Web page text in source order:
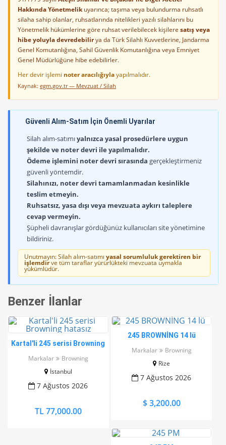
Hakkında Yönetmelikuyarınca; taşıma veya bulundurma ruhsatlı
silaha sahip olanlar, ruhsatlarında nitelikleri yazılı silahlarını bu
Yönetmelik hükümlerine göre ruhsat verilebilecek kişilere satış veya
hibe yoluyla devredebilirya da Türk Silahlı Kuvvetlerine, Jandarma
Genel Komutanlığına, Sahil Güvenlik Komutanlığına veya Emniyet
Genel Müdürlüğüne hibe edebilirler.
Her devir işlemi noter aracılığıylayapılmalıdır.
Kaynak: egm.gov.tr — Mevzuat / Silah
Güvenli Alım-Satım İçin Önemli Uyarılar
Silah alım-satımıyalnızca yasal prosedürlere uygun
şekilde ve noter devri ile yapılmalıdır.
Ödeme işlemini noter devri sırasında gerçekleştirmeniz
güvenli yöntemdir.
Silahınızı, noter devri tamamlanmadan kesinlikle
teslim etmeyin.
Ruhsatsız, yasa dışı veya mevzuata aykırı taleplere
cevap vermeyin.
Şüpheli davranışlar gördüğünüz kullanıcıları site yönetimine
bildiriniz.
Unutmayın: Silah alım-satımı yasal sorumluluk gerektiren bir
işlemdirve tüm taraflar yürürlükteki mevzuata uymakla
yükümlüdür.
Benzer İlanlar
Kartal'li 245 serisi Browning
Markalar
Browning
İstanbul
7 Ağustos 2026
TL 77,000.00
245 BROWNİNG 14 lü
Markalar
Browning
Rize
7 Ağustos 2026
$ 3,200.00